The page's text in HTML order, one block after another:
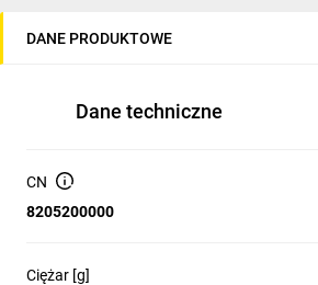
DANE PRODUKTOWE
Dane techniczne
CN
8205200000
Ciężar [g]